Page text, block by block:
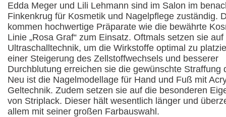
Edda Meger und Lili Lehmann sind im Salon im
Finkenkrug für Kosmetik und Nagelpflege zuständig.
kommen hochwertige Präparate wie die bewährte
Linie „Rosa Graf“ zum Einsatz. Oftmals setzen sie auf
Ultraschalltechnik, um die Wirkstoffe optimal zu
einer Steigerung des Zellstoffwechsels und besserer
Durchblutung erreichen sie die gewünschte Straffung
Neu ist die Nagelmodellage für Hand und Fuß mit
Geltechnik. Zudem setzen sie auf die besonderen
von Striplack. Dieser hält wesentlich länger und
allem mit seiner großen Farbauswahl.